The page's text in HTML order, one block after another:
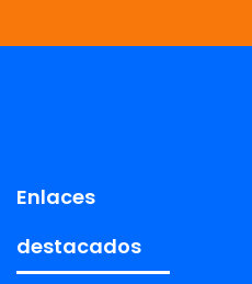
Enlaces
destacados